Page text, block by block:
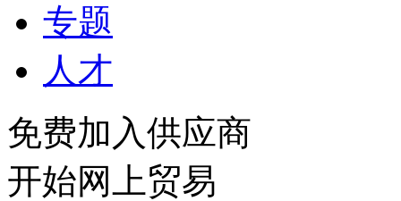
专题
人才
免费加入供应商
开始网上贸易